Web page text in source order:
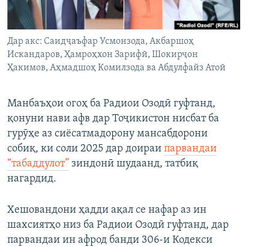
ГУЗОРИШҲОИ РАДИОӢ
Русский
ПАЙГИРӢ КУНЕД
Ҳамаи сомонаҳои RFE/RL
Дар акс: Саидҷаъфар Усмонзода, Акбаршоҳ
Искандаров, Ҳамроҳхон Зарифӣ, Шокирҷон
Ҳакимов, Аҳмадшоҳ Комилзода ва Абдулфайз Атоӣ
Манбаъҳои огоҳ ба Радиои Озодӣ гуфтанд,
қонуни нави афв дар Тоҷикистон нисбат ба
гурӯҳе аз сиёсатмадорону мансабдорони
собиқ, ки соли 2025 дар доираи парвандаи
“табаддулот” зиндонӣ шудаанд, татбиқ
нагардид.
Хешовандони ҳадди ақал се нафар аз ин
шахсиятҳо низ ба Радиои Озодӣ гуфтанд, дар
парвандаи ин афрод банди 306-и Кодекси